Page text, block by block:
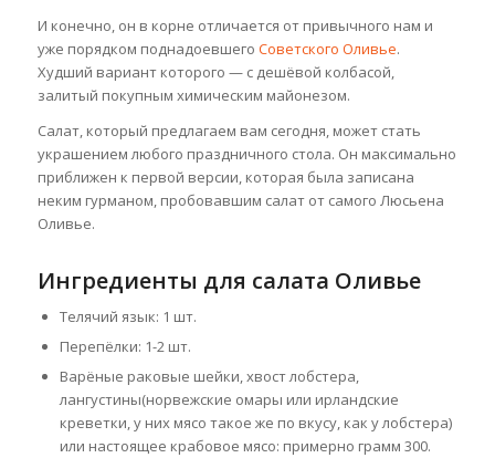
И конечно, он в корне отличается от привычного нам и
уже порядком поднадоевшего Советского Оливье.
Худший вариант которого — с дешёвой колбасой,
залитый покупным химическим майонезом.
Салат, который предлагаем вам сегодня, может стать
украшением любого праздничного стола. Он максимально
приближен к первой версии, которая была записана
неким гурманом, пробовавшим салат от самого Люсьена
Оливье.
Ингредиенты для салата Оливье
Телячий язык: 1 шт.
Перепёлки: 1-2 шт.
Варёные раковые шейки, хвост лобстера,
лангустины(норвежские омары или ирландские
креветки, у них мясо такое же по вкусу, как у лобстера)
или настоящее крабовое мясо: примерно грамм 300.